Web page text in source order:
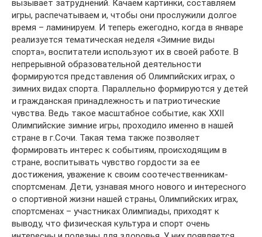
вызывает затруднений. Качаем картинки, составляем
игры, распечатываем и, чтобы они прослужили долгое
время – ламинируем. И теперь ежегодно, когда в январе
реализуется тематическая неделя «Зимние виды
спорта», воспитатели используют их в своей работе. В
непрерывной образовательной деятельности
формируются представления об Олимпийских играх, о
зимних видах спорта. Параллельно формируются у детей
и гражданская принадлежность и патриотические
чувства. Ведь такое масштабное событие, как XXII
Олимпийские зимние игры, проходило именно в нашей
стране в г.Сочи. Такая тема также позволяет
формировать интерес к событиям, происходящим в
стране, воспитывать чувство гордости за ее
достижения, уважение к своим соотечественникам-
спортсменам. Дети, узнавая много нового и интересного
о спортивной жизни нашей страны, Олимпийских играх,
спортсменах – участниках Олимпиады, приходят к
выводу, что физическая культура и спорт очень